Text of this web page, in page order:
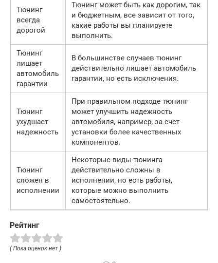
Тюнинг
всегда
дорогой
Тюнинг может быть как дорогим, так
и бюджетным, все зависит от того,
какие работы вы планируете
выполнить.
Тюнинг
лишает
автомобиль
гарантии
В большинстве случаев тюнинг
действительно лишает автомобиль
гарантии, но есть исключения.
Тюнинг
ухудшает
надежность
При правильном подходе тюнинг
может улучшить надежность
автомобиля, например, за счет
установки более качественных
компонентов.
Тюнинг
сложен в
исполнении
Некоторые виды тюнинга
действительно сложны в
исполнении, но есть работы,
которые можно выполнить
самостоятельно.
Рейтинг
( Пока оценок нет )